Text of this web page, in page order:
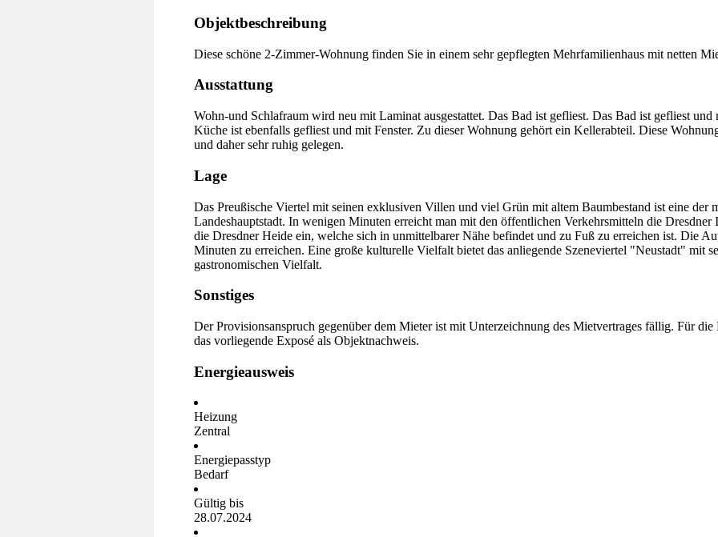
Objektbeschreibung
Diese schöne 2-Zimmer-Wohnung finden Sie in einem sehr gepflegten Mehrfamilienhaus mit netten
Ausstattung
Wohn-und Schlafraum wird neu mit Laminat ausgestattet. Das Bad ist gefliest. Das Bad ist gefliest
Küche ist ebenfalls gefliest und mit Fenster. Zu dieser Wohnung gehört ein Kellerabteil. Diese
und daher sehr ruhig gelegen.
Lage
Das Preußische Viertel mit seinen exklusiven Villen und viel Grün mit altem Baumbestand ist eine der
Landeshauptstadt. In wenigen Minuten erreicht man mit den öffentlichen Verkehrsmitteln die Dresdner
die Dresdner Heide ein, welche sich in unmittelbarer Nähe befindet und zu Fuß zu erreichen ist. Die
Minuten zu erreichen. Eine große kulturelle Vielfalt bietet das anliegende Szeneviertel "Neustadt" mit
gastronomischen Vielfalt.
Sonstiges
Der Provisionsanspruch gegenüber dem Mieter ist mit Unterzeichnung des Mietvertrages fällig. Für
das vorliegende Exposé als Objektnachweis.
Energieausweis
Heizung
Zentral
Energiepasstyp
Bedarf
Gültig bis
28.07.2024